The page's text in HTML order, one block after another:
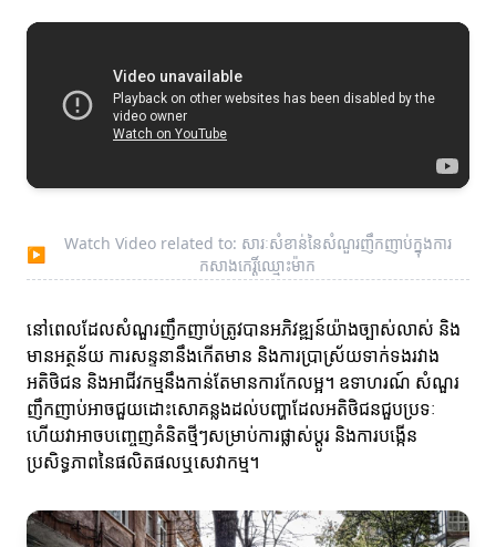
▶
Watch Video related to: សារៈសំខាន់នៃសំណួរញឹកញាប់ក្នុងការ
កសាងកេរ្តិ៍ឈ្មោះម៉ាក
នៅពេលដែលសំណួរញឹកញាប់ត្រូវបានអភិវឌ្ឍន៍យ៉ាងច្បាស់លាស់ និង
មានអត្ថន័យ ការសន្ទនានឹងកើតមាន និងការប្រាស្រ័យទាក់ទងរវាង
អតិថិជន និងអាជីវកម្មនឹងកាន់តែមានការកែលម្អ។ ឧទាហរណ៍ សំណួរ
ញឹកញាប់អាចជួយដោះសោគន្លងដល់បញ្ហាដែលអតិថិជនជួបប្រទៈ
ហើយវាអាចបញ្ចេញគំនិតថ្មីៗសម្រាប់ការផ្លាស់ប្តូរ និងការបង្កើន
ប្រសិទ្ធភាពនៃផលិតផលឬសេវាកម្ម។